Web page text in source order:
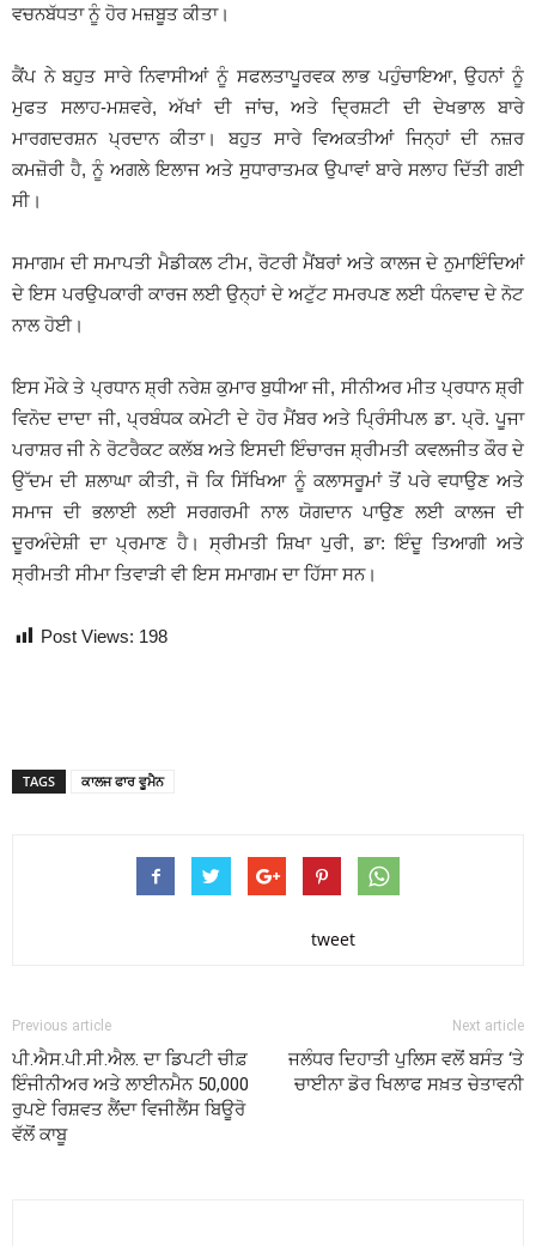
ਵਚਨਬੱਧਤਾ ਨੂੰ ਹੋਰ ਮਜ਼ਬੂਤ ਕੀਤਾ।
ਕੈਂਪ ਨੇ ਬਹੁਤ ਸਾਰੇ ਨਿਵਾਸੀਆਂ ਨੂੰ ਸਫਲਤਾਪੂਰਵਕ ਲਾਭ ਪਹੁੰਚਾਇਆ, ਉਹਨਾਂ ਨੂੰ
ਮੁਫਤ ਸਲਾਹ-ਮਸ਼ਵਰੇ, ਅੱਖਾਂ ਦੀ ਜਾਂਚ, ਅਤੇ ਦ੍ਰਿਸ਼ਟੀ ਦੀ ਦੇਖਭਾਲ ਬਾਰੇ
ਮਾਰਗਦਰਸ਼ਨ ਪ੍ਰਦਾਨ ਕੀਤਾ। ਬਹੁਤ ਸਾਰੇ ਵਿਅਕਤੀਆਂ ਜਿਨ੍ਹਾਂ ਦੀ ਨਜ਼ਰ
ਕਮਜ਼ੋਰੀ ਹੈ, ਨੂੰ ਅਗਲੇ ਇਲਾਜ ਅਤੇ ਸੁਧਾਰਾਤਮਕ ਉਪਾਵਾਂ ਬਾਰੇ ਸਲਾਹ ਦਿੱਤੀ ਗਈ
ਸੀ।
ਸਮਾਗਮ ਦੀ ਸਮਾਪਤੀ ਮੈਡੀਕਲ ਟੀਮ, ਰੋਟਰੀ ਮੈਂਬਰਾਂ ਅਤੇ ਕਾਲਜ ਦੇ ਨੁਮਾਇੰਦਿਆਂ
ਦੇ ਇਸ ਪਰਉਪਕਾਰੀ ਕਾਰਜ ਲਈ ਉਨ੍ਹਾਂ ਦੇ ਅਟੁੱਟ ਸਮਰਪਣ ਲਈ ਧੰਨਵਾਦ ਦੇ ਨੋਟ
ਨਾਲ ਹੋਈ।
ਇਸ ਮੌਕੇ ਤੇ ਪ੍ਰਧਾਨ ਸ਼੍ਰੀ ਨਰੇਸ਼ ਕੁਮਾਰ ਬੁਧੀਆ ਜੀ, ਸੀਨੀਅਰ ਮੀਤ ਪ੍ਰਧਾਨ ਸ਼੍ਰੀ
ਵਿਨੋਦ ਦਾਦਾ ਜੀ, ਪ੍ਰਬੰਧਕ ਕਮੇਟੀ ਦੇ ਹੋਰ ਮੈਂਬਰ ਅਤੇ ਪ੍ਰਿੰਸੀਪਲ ਡਾ. ਪ੍ਰੋ. ਪੂਜਾ
ਪਰਾਸ਼ਰ ਜੀ ਨੇ ਰੋਟਰੈਕਟ ਕਲੱਬ ਅਤੇ ਇਸਦੀ ਇੰਚਾਰਜ ਸ਼੍ਰੀਮਤੀ ਕਵਲਜੀਤ ਕੌਰ ਦੇ
ਉੱਦਮ ਦੀ ਸ਼ਲਾਘਾ ਕੀਤੀ, ਜੋ ਕਿ ਸਿੱਖਿਆ ਨੂੰ ਕਲਾਸਰੂਮਾਂ ਤੋਂ ਪਰੇ ਵਧਾਉਣ ਅਤੇ
ਸਮਾਜ ਦੀ ਭਲਾਈ ਲਈ ਸਰਗਰਮੀ ਨਾਲ ਯੋਗਦਾਨ ਪਾਉਣ ਲਈ ਕਾਲਜ ਦੀ
ਦੂਰਅੰਦੇਸ਼ੀ ਦਾ ਪ੍ਰਮਾਣ ਹੈ। ਸ੍ਰੀਮਤੀ ਸ਼ਿਖਾ ਪੁਰੀ, ਡਾ: ਇੰਦੂ ਤਿਆਗੀ ਅਤੇ
ਸ੍ਰੀਮਤੀ ਸੀਮਾ ਤਿਵਾੜੀ ਵੀ ਇਸ ਸਮਾਗਮ ਦਾ ਹਿੱਸਾ ਸਨ।
Post Views: 198
TAGS ਕਾਲਜ ਫਾਰ ਵੂਮੈਨ
tweet
Previous article
ਪੀ.ਐਸ.ਪੀ.ਸੀ.ਐਲ. ਦਾ ਡਿਪਟੀ ਚੀਫ਼
ਇੰਜੀਨੀਅਰ ਅਤੇ ਲਾਈਨਮੈਨ 50,000
ਰੁਪਏ ਰਿਸ਼ਵਤ ਲੈਂਦਾ ਵਿਜੀਲੈਂਸ ਬਿਊਰੋ
ਵੱਲੋਂ ਕਾਬੂ
Next article
ਜਲੰਧਰ ਦਿਹਾਤੀ ਪੁਲਿਸ ਵਲੋਂ ਬਸੰਤ ‘ਤੇ
ਚਾਈਨਾ ਡੋਰ ਖਿਲਾਫ ਸਖ਼ਤ ਚੇਤਾਵਨੀ